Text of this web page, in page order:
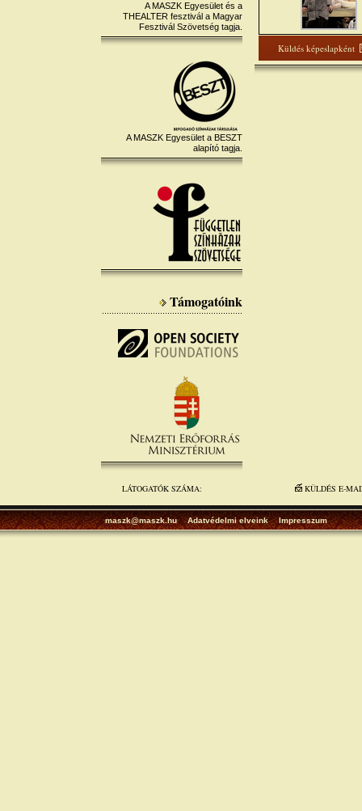
A MASZK Egyesület és a
THEALTER fesztivál a Magyar
Fesztivál Szövetség tagja.
A MASZK Egyesület a BESZT
alapító tagja.
Támogatóink
Küldés képeslapként
LÁTOGATÓK SZÁMA: KÜLDÉS E-
maszk@maszk.hu Adatvédelmi elveink Impresszum